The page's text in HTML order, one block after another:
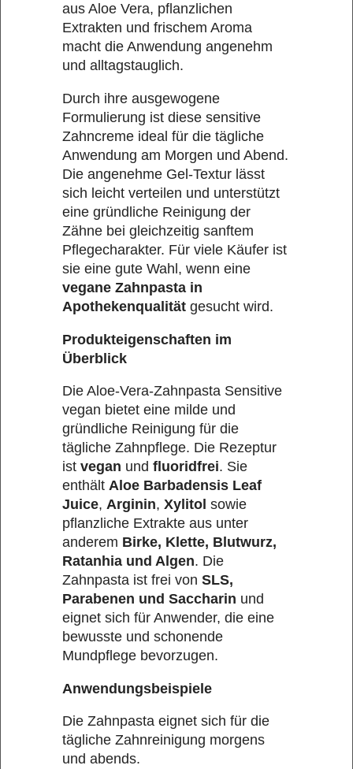
aus Aloe Vera, pflanzlichen
Extrakten und frischem Aroma
macht die Anwendung angenehm
und alltagstauglich.
Durch ihre ausgewogene
Formulierung ist diese sensitive
Zahncreme ideal für die tägliche
Anwendung am Morgen und Abend.
Die angenehme Gel-Textur lässt
sich leicht verteilen und unterstützt
eine gründliche Reinigung der
Zähne bei gleichzeitig sanftem
Pflegecharakter. Für viele Käufer ist
sie eine gute Wahl, wenn eine
vegane Zahnpasta in
Apothekenqualität gesucht wird.
Produkteigenschaften im
Überblick
Die Aloe-Vera-Zahnpasta Sensitive
vegan bietet eine milde und
gründliche Reinigung für die
tägliche Zahnpflege. Die Rezeptur
ist vegan und fluoridfrei. Sie
enthält Aloe Barbadensis Leaf
Juice, Arginin, Xylitol sowie
pflanzliche Extrakte aus unter
anderem Birke, Klette, Blutwurz,
Ratanhia und Algen. Die
Zahnpasta ist frei von SLS,
Parabenen und Saccharin und
eignet sich für Anwender, die eine
bewusste und schonende
Mundpflege bevorzugen.
Anwendungsbeispiele
Die Zahnpasta eignet sich für die
tägliche Zahnreinigung morgens
und abends.